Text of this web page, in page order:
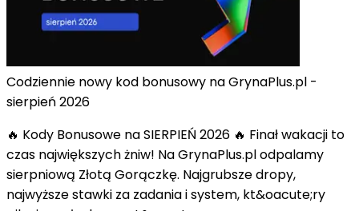
Codziennie nowy kod bonusowy na GrynaPlus.pl -
sierpień 2026
🔥 Kody Bonusowe na SIERPIEŃ 2026 🔥 Finał wakacji to
czas największych żniw! Na GrynaPlus.pl odpalamy
sierpniową Złotą Gorączkę. Najgrubsze dropy,
najwyższe stawki za zadania i system, kt&oacute;ry